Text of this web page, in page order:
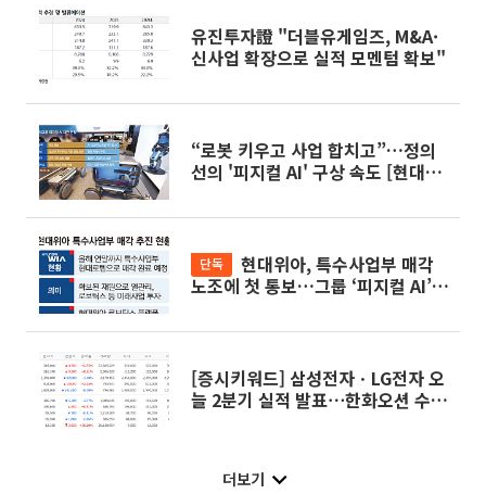
유진투자證 "더블유게임즈, M&A·
신사업 확장으로 실적 모멘텀 확보"
“로봇 키우고 사업 합치고”…정의
선의 '피지컬 AI' 구상 속도 [현대차
단독
노조에 첫 통보…그룹 ‘피지컬 AI’
[증시키워드] 삼성전자ㆍLG전자 오
늘 2분기 실적 발표⋯한화오션 수주
더보기